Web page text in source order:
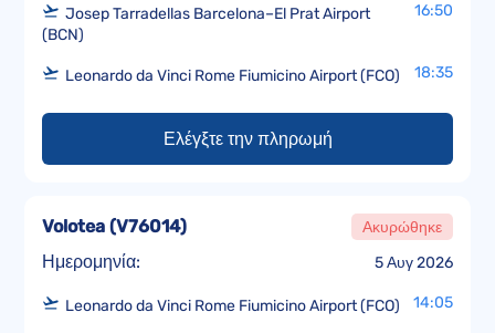
Josep Tarradellas Barcelona–El Prat Airport
(BCN)
16:50
Leonardo da Vinci Rome Fiumicino Airport (FCO) 18:35
Ελέγξτε την πληρωμή
Ημερομηνία: 5 Αυγ 2026
Volotea (V76014) Ακυρώθηκε
Leonardo da Vinci Rome Fiumicino Airport (FCO) 14:05